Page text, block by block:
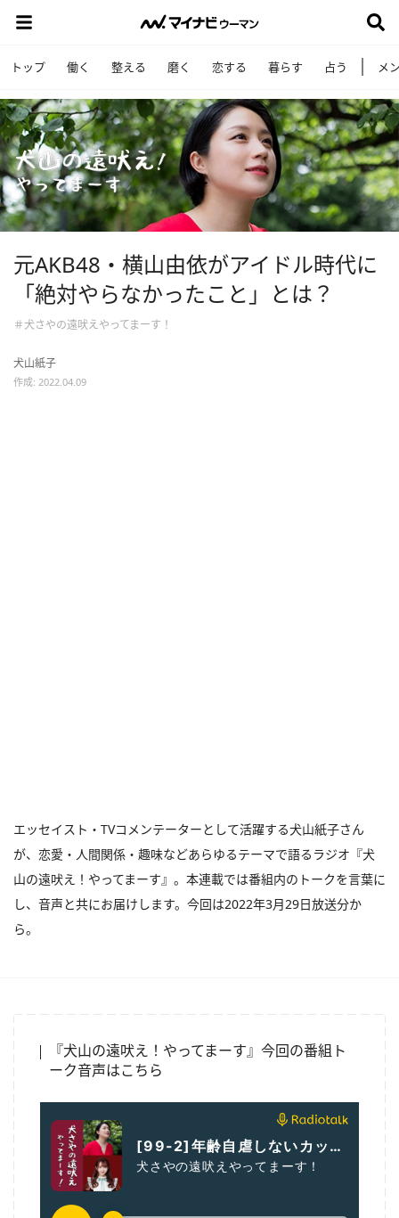
トップ 働く 整える 磨く 恋する 暮らす 占う メ
元AKB48・横山由依がアイドル時代に
「絶対やらなかったこと」とは？
＃犬さやの遠吠えやってまーす！
犬山紙子
作成: 2022.04.09
エッセイスト・TVコメンテーターとして活躍する犬山紙子さん
が、恋愛・人間関係・趣味などあらゆるテーマで語るラジオ『犬
山の遠吠え！やってまーす』。本連載では番組内のトークを言葉に
し、音声と共にお届けします。今回は2022年3月29日放送分か
ら。
『犬山の遠吠え！やってまーす』今回の番組ト
ーク音声はこちら